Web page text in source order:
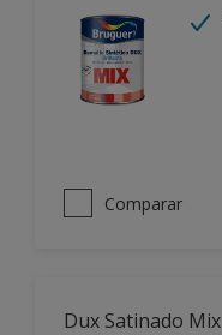
Comparar
Dux Satinado Mix